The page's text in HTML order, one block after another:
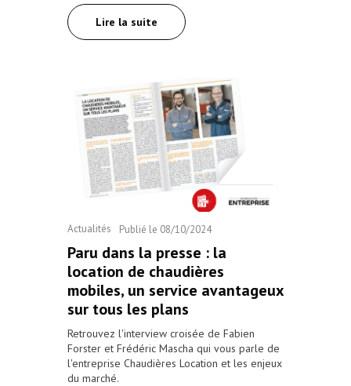
Lire la suite
Actualités Publié le 08/10/2024
Paru dans la presse : la
location de chaudières
mobiles, un service avantageux
sur tous les plans
Retrouvez l'interview croisée de Fabien
Forster et Frédéric Mascha qui vous parle de
l'entreprise Chaudières Location et les enjeux
du marché.